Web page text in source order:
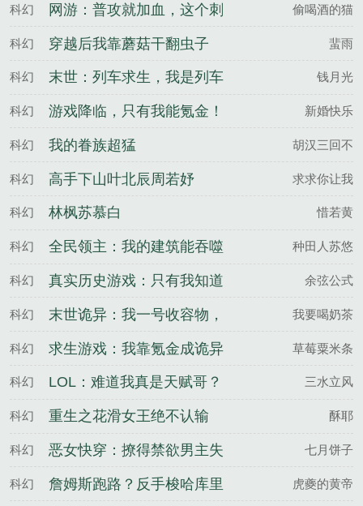
科幻
网游：普攻就加血，这个刺
客有点肉
偷喝酒的猫
科幻 穿越后我靠蘑菇干翻虫子 蜚雨
科幻
末世：列车求生，我是列车
乘警长
钱月光
科幻 游戏降临，只有我能氪金！ 新婚快乐
科幻 我的眷族超猛 胡汉三回不
科幻 高手下山叶北辰周若妤 求求你让我
科幻 林枫苏慕白 惜若黄
科幻 全民领主：我的建筑能吞噬 种田人苏悠
科幻
真实历史游戏：只有我知道
剧情
余弦公式
科幻
末世诡异：我一号收容物，
强亿点怎么了
我要喝奶茶
科幻
求生游戏：我靠氪金成诡异
团宠
草莓粟米条
科幻 LOL：难道我真是天赋哥？ 三水立风
科幻 重生之花滑女王绝不认输 酥耶
科幻
恶女快穿：撩得禁欲男主失
控沦陷
七月饼子
科幻 詹姆斯跑路？反手梭哈库里 虎夔的黄帝